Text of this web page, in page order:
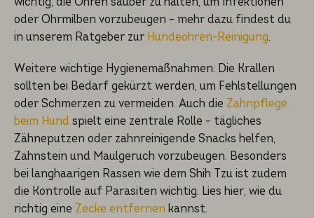
oder Ohrmilben vorzubeugen – mehr dazu findest du
in unserem Ratgeber zur Hundeohren-Reinigung.
Weitere wichtige Hygienemaßnahmen: Die Krallen
sollten bei Bedarf gekürzt werden, um Fehlstellungen
oder Schmerzen zu vermeiden. Auch die Zahnpflege
beim Hund spielt eine zentrale Rolle – tägliches
Zähneputzen oder zahnreinigende Snacks helfen,
Zahnstein und Maulgeruch vorzubeugen. Besonders
bei langhaarigen Rassen wie dem Shih Tzu ist zudem
die Kontrolle auf Parasiten wichtig. Lies hier, wie du
richtig eine Zecke entfernen kannst.